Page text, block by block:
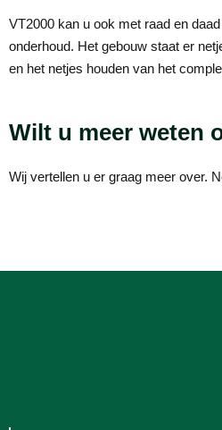
VT2000 kan u ook met raad en
onderhoud. Het gebouw staat er
en het netjes houden van het
Wilt u meer weten
Wij vertellen u er graag meer over.